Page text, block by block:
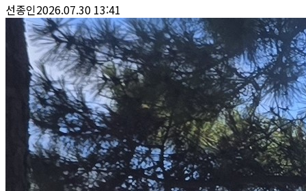
선종인2026.07.30 13:41